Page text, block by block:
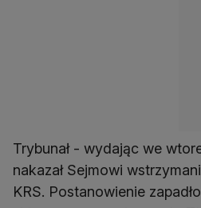
Trybunał - wydając we
nakazał Sejmowi
KRS. Postanowienie